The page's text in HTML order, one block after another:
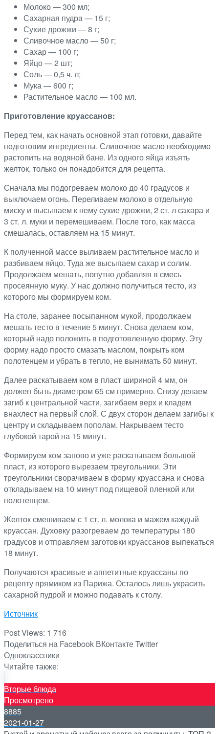
Молоко — 300 мл;
Сахарная пудра — 15 г;
Сухие дрожжи — 8 г;
Сливочное масло — 50 г;
Сахар — 100 г;
Яйцо — 2 шт;
Соль — 0,5 ч. л;
Мука — 600 г;
Растительное масло — 100 мл.
Приготовление круассанов:
Перед тем, как начать основной этап готовки, давайте
подготовим ингредиенты. Сливочное масло необходимо
растопить на водяной бане. Из одного яйца изъять
желток, только он понадобится для рецепта.
Сначала мы подогреваем молоко до 40 градусов и
выключаем огонь. Переливаем молоко в отдельную
миску и высыпаем к нему сухие дрожжи, 2 ст. л сахара и
3 ст. л. муки и перемешиваем. После того, как масса
смешалась, оставляем на 15 минут.
К полученной массе выливаем растительное масло и
разбиваем яйцо. Туда же высыпаем сахар и солим.
Продолжаем мешать, попутно добавляя в смесь
просеянную муку. У нас должно получиться тесто, из
которого мы формируем ком.
На столе, заранее посыпанном мукой, продолжаем
мешать тесто в течение 5 минут. Снова делаем ком,
который надо положить в подготовленную форму. Эту
форму надо просто смазать маслом, покрыть ком
полотенцем и убрать в тепло, не вынимать 50 минут.
Далее раскатываем ком в пласт шириной 4 мм, он
должен быть диаметром 65 см примерно. Снизу делаем
загиб к центральной части, загибаем верх и кладем
внахлест на первый слой. С двух сторон делаем загибы к
центру и складываем пополам. Накрываем тесто
глубокой тарой на 15 минут.
Формируем ком заново и уже раскатываем большой
пласт, из которого вырезаем треугольники. Эти
треугольники сворачиваем в форму круассана и снова
откладываем на 10 минут под пищевой пленкой или
полотенцем.
Желток смешиваем с 1 ст. л. молока и мажем каждый
круассан. Духовку разогреваем до температуры 180
градусов и отправляем заготовки круассанов выпекаться
18 минут.
Получаются красивые и аппетитные круассаны по
рецепту прямиком из Парижа. Осталось лишь украсить
сахарной пудрой и можно подавать к столу.
Источник
Post Views: 1 716
Поделиться на Facebook ВКонтактеTwitter
Одноклассники
Читайте также:
Вторые блюда
Просмотрено
8885
2021-01-27